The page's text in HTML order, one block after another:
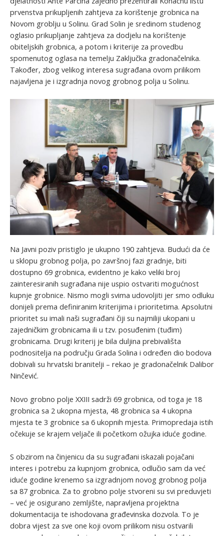
prvenstva prikupljenih zahtjeva za korištenje grobnica na
Novom groblju u Solinu. Grad Solin je sredinom studenog
oglasio prikupljanje zahtjeva za dodjelu na korištenje
obiteljskih grobnica, a potom i kriterije za provedbu
spomenutog oglasa na temelju Zaključka gradonačelnika.
Također, zbog velikog interesa sugrađana ovom prilikom
najavljena je i izgradnja novog grobnog polja u Solinu.
Na Javni poziv pristiglo je ukupno 190 zahtjeva. Budući da će
u sklopu grobnog polja, po završnoj fazi gradnje, biti
dostupno 69 grobnica, evidentno je kako veliki broj
zainteresiranih sugrađana nije uspio ostvariti mogućnost
kupnje grobnice. Nismo mogli svima udovoljiti jer smo odluku
donijeli prema definiranim kriterijima i prioritetima. Apsolutni
prioritet su imali naši sugrađani čiji su najmiliji ukopani u
zajedničkim grobnicama ili u tzv. posuđenim (tuđim)
grobnicama. Drugi kriterij je bila duljina prebivališta
podnositelja na području Grada Solina i određen dio bodova
dobivali su hrvatski branitelji – rekao je gradonačelnik Dalibor
Ninčević.
Novo grobno polje XXIII sadrži 69 grobnica, od toga je 18
grobnica sa 2 ukopna mjesta, 48 grobnica sa 4 ukopna
mjesta te 3 grobnice sa 6 ukopnih mjesta. Primopredaja istih
očekuje se krajem veljače ili početkom ožujka iduće godine.
S obzirom na činjenicu da su sugrađani iskazali pojačani
interes i potrebu za kupnjom grobnica, odlučio sam da već
iduće godine krenemo sa izgradnjom novog grobnog polja
sa 87 grobnica. Za to grobno polje stvoreni su svi preduvjeti
– već je osigurano zemljište, napravljena projektna
dokumentacija te ishodovana građevinska dozvola. To je
dobra vijest za sve one koji ovom prilikom nisu ostvarili